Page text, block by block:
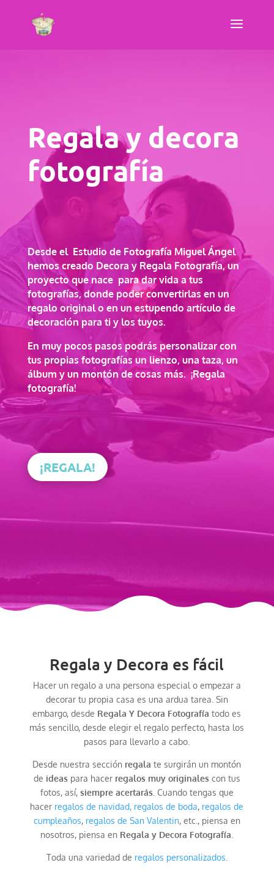
Regala y decora
fotografía
Desde el Estudio de Fotografía Miguel Ángel
hemos creado Decora y Regala Fotografía, un
proyecto que nace para dar vida a tus
fotografías, donde poder convertirlas en un
regalo original o en un estupendo artículo de
decoración para ti y los tuyos.
En muy pocos pasos podrás personalizar con
tus propias fotografías un lienzo, una taza, un
álbum y un montón de cosas más. ¡Regala
fotografía!
¡REGALA!
Regala y Decora es fácil
Hacer un regalo a una persona especial o empezar a
decorar tu propia casa es una ardua tarea. Sin
embargo, desde Regala Y Decora Fotografía todo es
más sencillo, desde elegir el regalo perfecto, hasta los
pasos para llevarlo a cabo.
Desde nuestra sección regalate surgirán un montón
de ideas para hacerregalos muy originalescon tus
fotos, así,siempre acertarás. Cuando tengas que
hacer regalos de navidad, regalos de boda, regalos de
cumpleaños, regalos de San Valentin, etc., piensa en
nosotros, piensa en Regala y Decora Fotografía
Toda una variedad de regalos personalizados